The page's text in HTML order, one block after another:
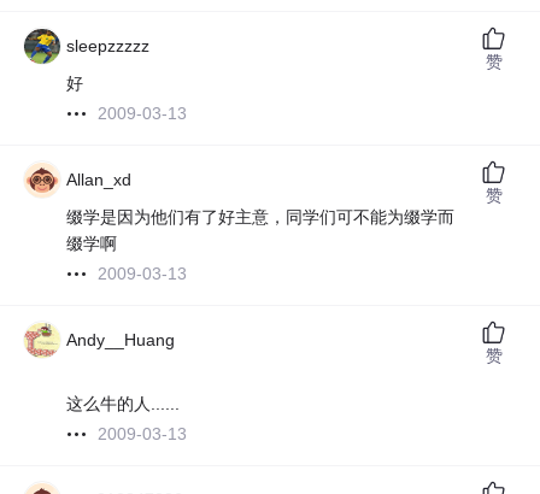
sleepzzzzz
好
2009-03-13
赞
Allan_xd
缀学是因为他们有了好主意，同学们可不能为缀学而
缀学啊
2009-03-13
赞
Andy__Huang
这么牛的人......
2009-03-13
赞